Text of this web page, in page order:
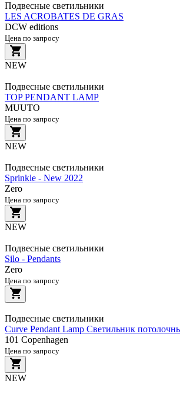
Подвесные светильники
LES ACROBATES DE GRAS
DCW editions
Цена по запросу
NEW
Подвесные светильники
TOP PENDANT LAMP
MUUTO
Цена по запросу
NEW
Подвесные светильники
Sprinkle - New 2022
Zero
Цена по запросу
NEW
Подвесные светильники
Silo - Pendants
Zero
Цена по запросу
Подвесные светильники
Curve Pendant Lamp Светильник
101 Copenhagen
Цена по запросу
NEW